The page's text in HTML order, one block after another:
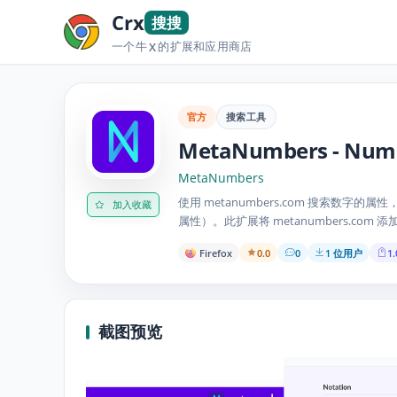
Crx 搜搜
一个牛X的扩展和应用商店
加入收藏
官方 搜索工具
MetaNumbers -
MetaNumbers
使用 metanumbers.com 搜索数字的属性
属性）。此扩展将 metanumbers.com 添
Firefox 0.0 0 1 位用户
截图预览